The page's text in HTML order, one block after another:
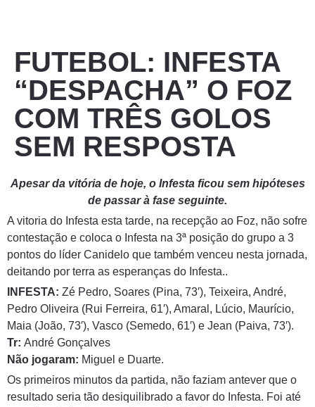
FUTEBOL: INFESTA
“DESPACHA” O FOZ
COM TRÊS GOLOS
SEM RESPOSTA
Apesar da vitória de hoje, o Infesta ficou sem hipóteses
de passar à fase seguinte.
A vitoria do Infesta esta tarde, na recepção ao Foz, não sofre
contestação e coloca o Infesta na 3ª posição do grupo a 3
pontos do líder Canidelo que também venceu nesta jornada,
deitando por terra as esperanças do Infesta..
INFESTA: Zé Pedro, Soares (Pina, 73′), Teixeira, André,
Pedro Oliveira (Rui Ferreira, 61′), Amaral, Lúcio, Maurício,
Maia (João, 73′), Vasco (Semedo, 61′) e Jean (Paiva, 73′).
Tr: André Gonçalves
Não jogaram: Miguel e Duarte.
Os primeiros minutos da partida, não faziam antever que o
resultado seria tão desiquilibrado a favor do Infesta. Foi até